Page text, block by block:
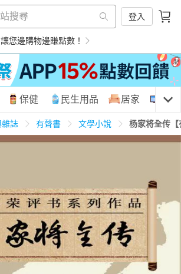
登入
您邊購物邊賺點數！
3C家電 運動休閒 親子玩具
男裝 化妝保養 情趣用品
保健 民生用品 居家 3C
雜誌 有聲書 文學小說 杨家将全传【